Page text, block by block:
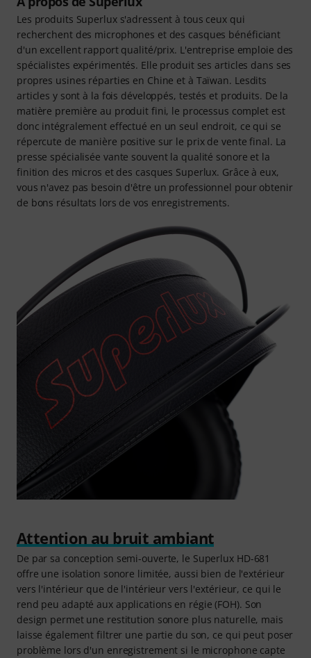
Les produits Superlux s'adressent à tous ceux qui
recherchent des microphones et des casques bénéficiant
d'un excellent rapport qualité/prix. L'entreprise emploie des
spécialistes expérimentés. Elle produit ses articles dans ses
propres usines réparties en Chine et à Taïwan. Lesdits
articles y sont à la fois développés, testés et produits. De la
matière première au produit fini, le processus complet est
donc intégralement effectué en un seul endroit, ce qui se
répercute de manière positive sur le prix de vente final. La
presse spécialisée vante souvent la qualité sonore et la
finition des micros et des casques Superlux. Grâce à eux,
vous n'avez pas besoin d'être un professionnel pour obtenir
de bons résultats lors de vos enregistrements.
Attention au bruit ambiant
De par sa conception semi-ouverte, le Superlux HD-681
offre une isolation sonore limitée, aussi bien de l'extérieur
vers l'intérieur que de l'intérieur vers l'extérieur, ce qui le
rend peu adapté aux applications en régie (FOH). Son
design permet une restitution sonore plus naturelle, mais
laisse également filtrer une partie du son, ce qui peut poser
problème lors d'un enregistrement si le microphone capte